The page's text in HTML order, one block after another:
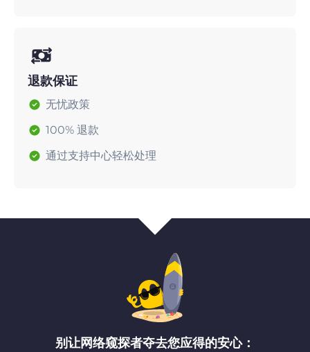
退款保证
无忧政策
100% 退款
通过支持中心轻松处理
别让网络窥探者夺去您应得的安心：